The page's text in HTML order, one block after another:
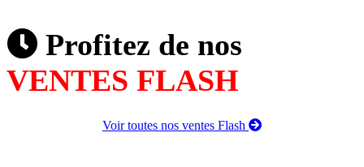
Profitez de nos
VENTES FLASH
Voir toutes nos ventes Flash